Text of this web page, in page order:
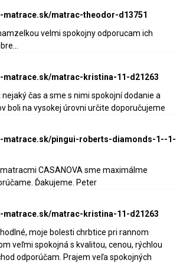
matrace.sk/matrac-theodor-d13751
velmi spokojny odporucam ich
matrace.sk/matrac-kristina-11-d21263
čas a sme s nimi spokojní dodanie a
boli na vysokej úrovni určite doporučujeme
matrace.sk/pingui-roberts-diamonds-1--1-
CASANOVA sme maximálme
Ďakujeme. Peter
matrace.sk/matrac-kristina-11-d21263
moje bolesti chrbtice pri rannom
veľmi spokojná s kvalitou, cenou, rýchlou
odporúčam. Prajem veľa spokojných